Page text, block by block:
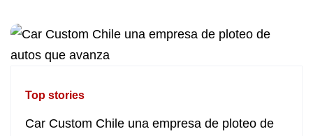
Top stories
Car Custom Chile una empresa de ploteo de